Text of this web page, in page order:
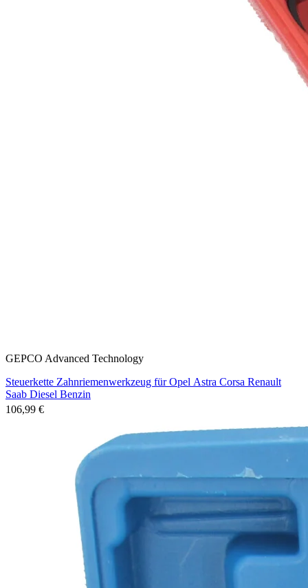
GEPCO Advanced Technology
Steuerkette Zahnriemenwerkzeug für Opel Astra Corsa Renault
Saab Diesel Benzin
106,99 €